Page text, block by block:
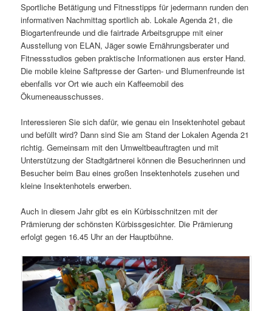
Sportliche Betätigung und Fitnesstipps für jedermann runden den
informativen Nachmittag sportlich ab. Lokale Agenda 21, die
Biogartenfreunde und die fairtrade Arbeitsgruppe mit einer
Ausstellung von ELAN, Jäger sowie Ernährungsberater und
Fitnessstudios geben praktische Informationen aus erster Hand.
Die mobile kleine Saftpresse der Garten- und Blumenfreunde ist
ebenfalls vor Ort wie auch ein Kaffeemobil des
Ökumeneausschusses.
Interessieren Sie sich dafür, wie genau ein Insektenhotel gebaut
und befüllt wird? Dann sind Sie am Stand der Lokalen Agenda 21
richtig. Gemeinsam mit den Umweltbeauftragten und mit
Unterstützung der Stadtgärtnerei können die Besucherinnen und
Besucher beim Bau eines großen Insektenhotels zusehen und
kleine Insektenhotels erwerben.
Auch in diesem Jahr gibt es ein Kürbisschnitzen mit der
Prämierung der schönsten Kürbissgesichter. Die Prämierung
erfolgt gegen 16.45 Uhr an der Hauptbühne.